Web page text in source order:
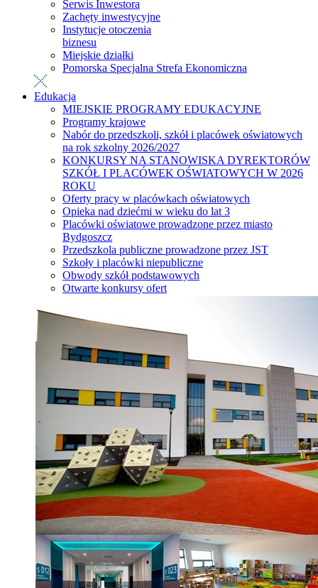
Serwis Inwestora
Zachęty inwestycyjne
Instytucje otoczenia
biznesu
Miejskie działki
Pomorska Specjalna Strefa Ekonomiczna
Edukacja
MIEJSKIE PROGRAMY EDUKACYJNE
Programy krajowe
Nabór do przedszkoli, szkół i placówek oświatowych
na rok szkolny 2026/2027
KONKURSY NA STANOWISKA DYREKTORÓW
SZKÓŁ I PLACÓWEK OŚWIATOWYCH W 2026
ROKU
Oferty pracy w placówkach oświatowych
Opieka nad dziećmi w wieku do lat 3
Placówki oświatowe prowadzone przez miasto
Bydgoszcz
Przedszkola publiczne prowadzone przez JST
Szkoły i placówki niepubliczne
Obwody szkół podstawowych
Otwarte konkursy ofert